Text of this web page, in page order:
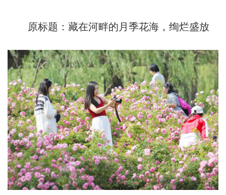
原标题：藏在河畔的月季花海，绚烂盛放